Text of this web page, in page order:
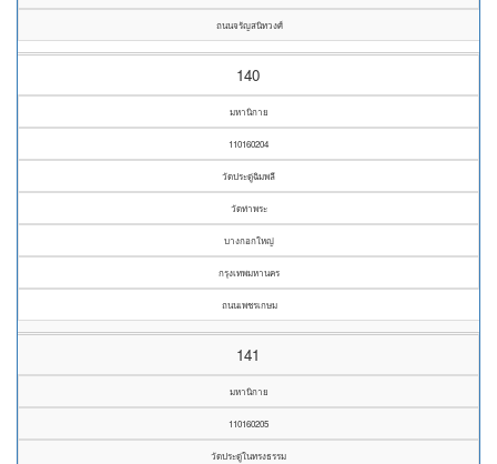
ถนนจรัญสนิทวงศ์
140
มหานิกาย
110160204
วัดประดู่ฉิมพลี
วัดท่าพระ
บางกอกใหญ่
กรุงเทพมหานคร
ถนนเพชรเกษม
141
มหานิกาย
110160205
วัดประดู่ในทรงธรรม